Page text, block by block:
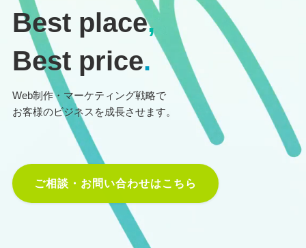
Best place,
Best price.
Web制作・マーケティング戦略で
お客様のビジネスを成長させます。
ご相談・お問い合わせはこちら